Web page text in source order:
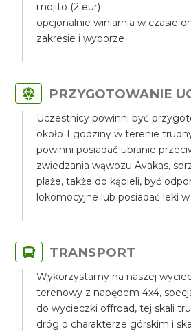
mojito (2 eur)
opcjonalnie winiarnia w czasie
zakresie i wyborze
PRZYGOTOWANIE
Uczestnicy powinni być
około 1 godziny w terenie
powinni posiadać ubranie
zwiedzania wąwozu Avakas,
plaże, także do kąpieli, być
lokomocyjne lub posiadać leki
TRANSPORT
Wykorzystamy na naszej
terenowy z napędem 4x4,
do wycieczki offroad, tej skali
dróg o charakterze górskim i